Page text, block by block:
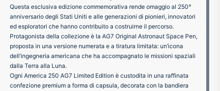
Questa esclusiva edizione commemorativa rende omaggio al 250°
anniversario degli Stati Uniti e alle generazioni di pionieri, innovatori
ed esploratori che hanno contribuito a costruirne il percorso.
Protagonista della collezione è la AG7 Original Astronaut Space Pen,
proposta in una versione numerata e a tiratura limitata: un’icona
dell’ingegneria americana che ha accompagnato le missioni spaziali
dalla Terra alla Luna.
Ogni America 250 AG7 Limited Edition è custodita in una raffinata
confezione premium a forma di capsula, decorata con la bandiera
A.G.